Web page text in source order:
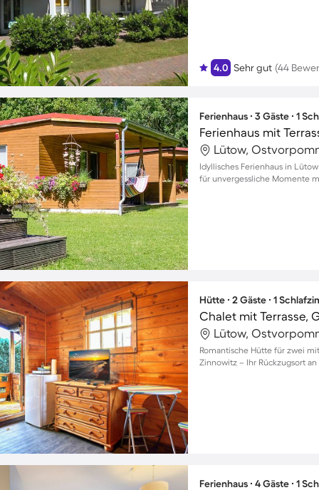
4.0 Sehr gut (44
Ferienhaus ∙ 3 Gäste ∙ 1
Lütow,
Idyllisches Ferienhaus in
für unvergessliche Momente
Hütte ∙ 2 Gäste ∙ 1
Chalet mit Terrasse,
Lütow,
Romantische Hütte für zwei
Zinnowitz – Ihr Rückzugsort an
Ferienhaus ∙ 4 Gäste ∙ 1